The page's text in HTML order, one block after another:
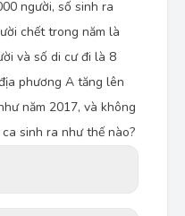
người, số sinh ra
chết trong năm là
và số di cư đi là 8
phương A tăng lên
năm 2017, và không
sinh ra như thế nào?